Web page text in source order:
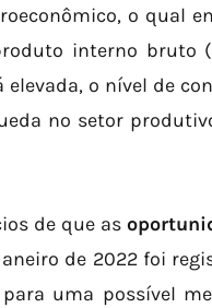
o qual
interno bruto
o nível de
no setor
de que as
de 2022 foi
uma possível